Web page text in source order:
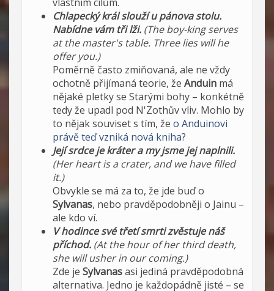
vlastním cílům.
Chlapecký král slouží u pánova stolu.
Nabídne vám tři lži. (The boy-king serves
at the master's table. Three lies will he
offer you.)
Poměrně často zmiňovaná, ale ne vždy
ochotně přijímaná teorie, že Anduin má
nějaké pletky se Starými bohy – konkétně
tedy že upadl pod N'Zothův vliv. Mohlo by
to nějak souviset s tím, že o Anduinovi
právě teď vzniká nová kniha?
Její srdce je kráter a my jsme jej naplnili.
(Her heart is a crater, and we have filled
it.)
Obvykle se má za to, že jde buď o
Sylvanas, nebo pravděpodobněji o Jainu –
ale kdo ví.
V hodince své třetí smrti zvěstuje náš
příchod. (At the hour of her third death,
she will usher in our coming.)
Zde je Sylvanasasi jediná pravděpodobná
alternativa. Jedno je každopádně jisté – se